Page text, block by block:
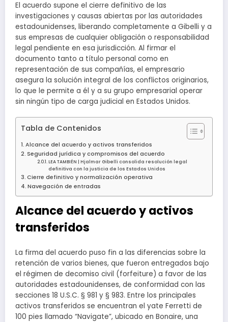
El acuerdo supone el cierre definitivo de las
investigaciones y causas abiertas por las autoridades
estadounidenses, liberando completamente a Gibelli y a
sus empresas de cualquier obligación o responsabilidad
legal pendiente en esa jurisdicción. Al firmar el
documento tanto a título personal como en
representación de sus compañías, el empresario
asegura la solución integral de los conflictos originarios,
lo que le permite a él y a su grupo empresarial operar
sin ningún tipo de carga judicial en Estados Unidos.
Tabla de Contenidos
Alcance del acuerdo y activos transferidos
Seguridad jurídica y compromisos del acuerdo
LEA TAMBIÉN | Hjalmar Gibelli consolida resolución legal
definitiva con la justicia de los Estados Unidos
Cierre definitivo y normalización operativa
Navegación de entradas
Alcance del acuerdo y activos
transferidos
La firma del acuerdo puso fin a las diferencias sobre la
retención de varios bienes, que fueron entregados bajo
el régimen de decomiso civil (forfeiture) a favor de las
autoridades estadounidenses, de conformidad con las
secciones 18 U.S.C. § 981 y § 983. Entre los principales
activos transferidos se encuentran el yate Ferretti de
100 pies llamado “Navigate”, ubicado en Bonaire, una